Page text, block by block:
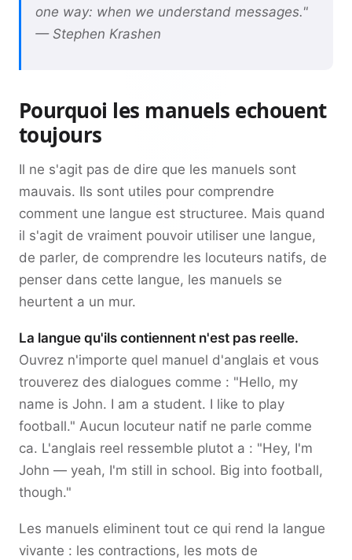
one way: when we understand messages."
— Stephen Krashen
Pourquoi les manuels echouent
toujours
Il ne s'agit pas de dire que les manuels sont
mauvais. Ils sont utiles pour comprendre
comment une langue est structuree. Mais quand
il s'agit de vraiment pouvoir utiliser une langue,
de parler, de comprendre les locuteurs natifs, de
penser dans cette langue, les manuels se
heurtent a un mur.
La langue qu'ils contiennent n'est pas reelle.
Ouvrez n'importe quel manuel d'anglais et vous
trouverez des dialogues comme : "Hello, my
name is John. I am a student. I like to play
football." Aucun locuteur natif ne parle comme
ca. L'anglais reel ressemble plutot a : "Hey, I'm
John — yeah, I'm still in school. Big into football,
though."
Les manuels eliminent tout ce qui rend la langue
vivante : les contractions, les mots de